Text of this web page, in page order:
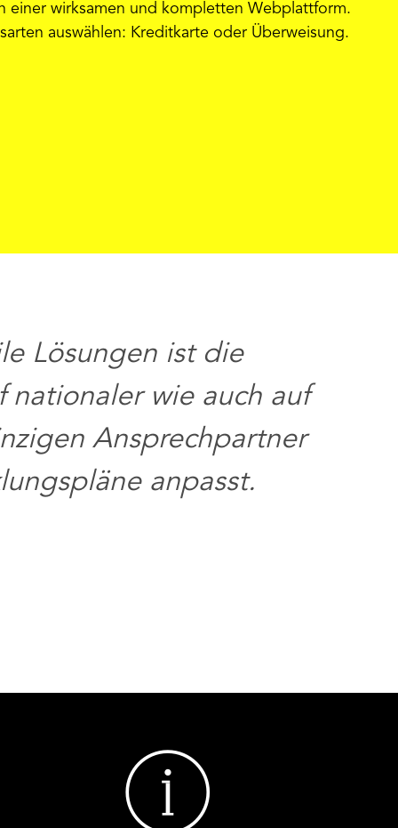
einer wirksamen und kompletten Webplattform.
auswählen: Kreditkarte oder Überweisung.
Lösungen ist die
wie auch auf
Ansprechpartner
anpasst.